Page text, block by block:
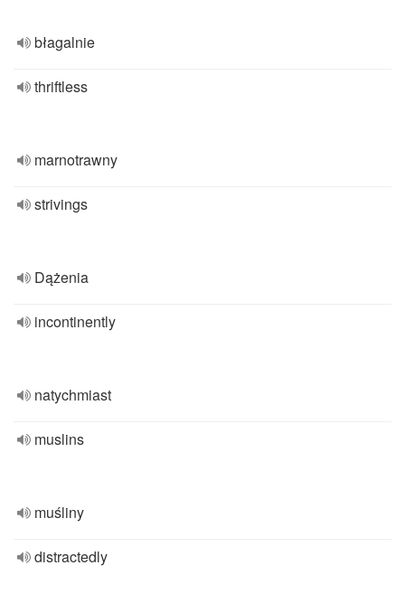
błagalnie
thriftless
marnotrawny
strivings
Dążenia
incontinently
natychmiast
muslins
muśliny
distractedly